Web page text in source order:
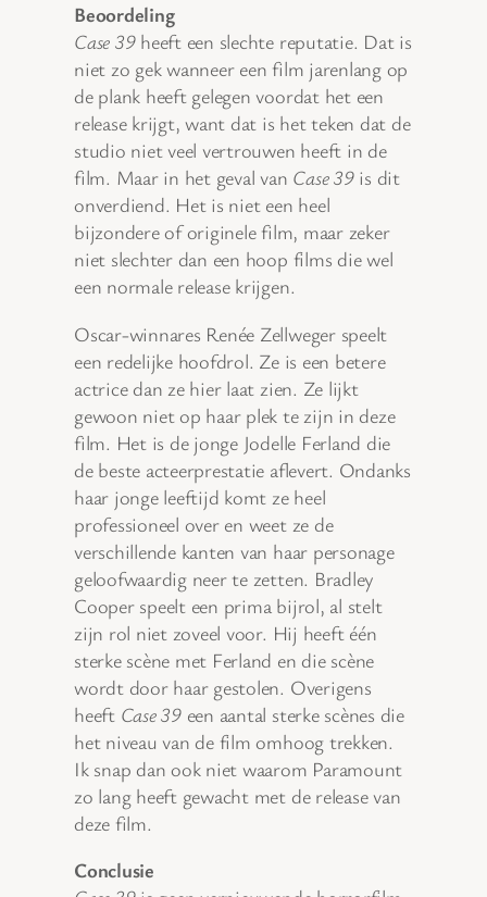
Beoordeling
Case 39heeft een slechte reputatie. Dat is
niet zo gek wanneer een film jarenlang op
de plank heeft gelegen voordat het een
release krijgt, want dat is het teken dat de
studio niet veel vertrouwen heeft in de
film. Maar in het geval van Case 39is dit
onverdiend. Het is niet een heel
bijzondere of originele film, maar zeker
niet slechter dan een hoop films die wel
een normale release krijgen.
Oscar-winnares Renée Zellweger speelt
een redelijke hoofdrol. Ze is een betere
actrice dan ze hier laat zien. Ze lijkt
gewoon niet op haar plek te zijn in deze
film. Het is de jonge Jodelle Ferland die
de beste acteerprestatie aflevert. Ondanks
haar jonge leeftijd komt ze heel
professioneel over en weet ze de
verschillende kanten van haar personage
geloofwaardig neer te zetten. Bradley
Cooper speelt een prima bijrol, al stelt
zijn rol niet zoveel voor. Hij heeft één
sterke scène met Ferland en die scène
wordt door haar gestolen. Overigens
heeft Case 39een aantal sterke scènes die
het niveau van de film omhoog trekken.
Ik snap dan ook niet waarom Paramount
zo lang heeft gewacht met de release van
deze film.
Conclusie